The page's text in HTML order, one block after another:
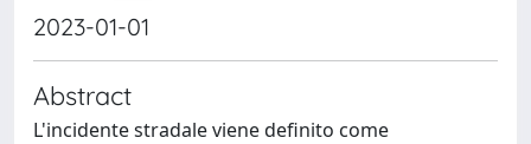
2023-01-01
Abstract
L'incidente stradale viene definito come